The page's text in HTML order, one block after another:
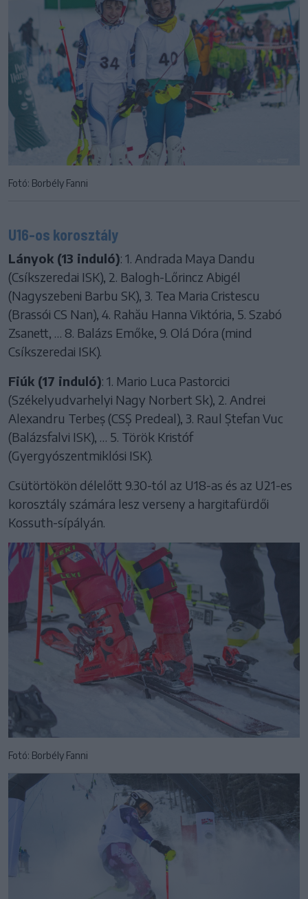
Fotó: Borbély Fanni
U16-os korosztály
Lányok (13 induló): 1. Andrada Maya Dandu
(Csíkszeredai ISK), 2. Balogh-Lőrincz Abigél
(Nagyszebeni Barbu SK), 3. Tea Maria Cristescu
(Brassói CS Nan), 4. Rahău Hanna Viktória, 5. Szabó
Zsanett, … 8. Balázs Emőke, 9. Olá Dóra (mind
Csíkszeredai ISK).
Fiúk (17 induló): 1. Mario Luca Pastorcici
(Székelyudvarhelyi Nagy Norbert Sk), 2. Andrei
Alexandru Terbeș (CSȘ Predeal), 3. Raul Ștefan Vuc
(Balázsfalvi ISK), … 5. Török Kristóf
(Gyergyószentmiklósi ISK).
Csütörtökön délelőtt 9.30-tól az U18-as és az U21-es
korosztály számára lesz verseny a hargitafürdői
Kossuth-sípályán.
Fotó: Borbély Fanni